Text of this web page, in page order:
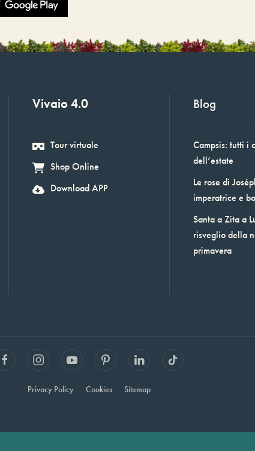
Vivaio 4.0
Tour virtuale
Shop Online
Download APP
Blog
Campsis: tutti i
dell’estate
Le rose di
imperatrice e
Santa a Zita a
risveglio della
primavera
Privacy Policy Cookies Sitemap